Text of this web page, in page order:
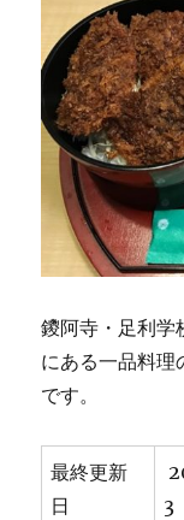
鑁阿寺・足利学
にある一品料理
です。
最終更新
日
3